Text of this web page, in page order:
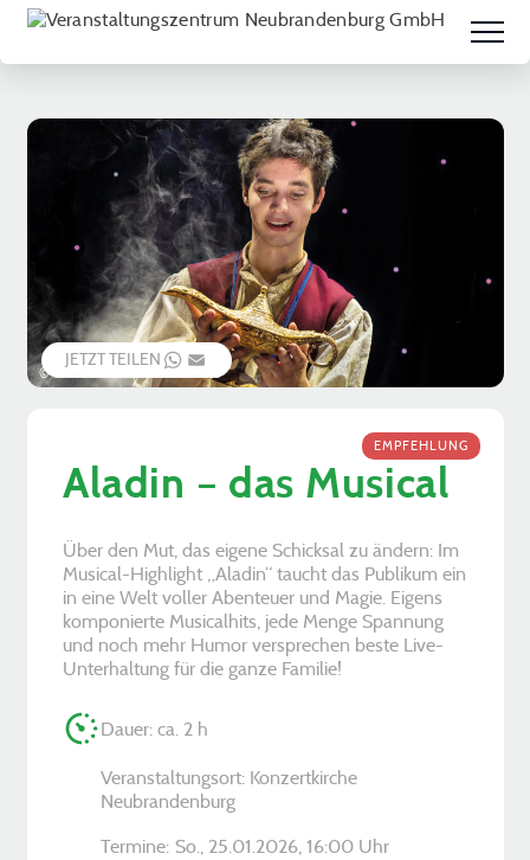
© theater-liberi-nilz-boehme
JETZT TEILEN WHATSAPP
EMAIL
EMPFEHLUNG
Aladin – das Musical
Über den Mut, das eigene Schicksal zu ändern: Im
Musical-Highlight „Aladin“ taucht das Publikum ein
in eine Welt voller Abenteuer und Magie. Eigens
komponierte Musicalhits, jede Menge Spannung
und noch mehr Humor versprechen beste Live-
Unterhaltung für die ganze Familie!
Dauer: ca. 2 h
Veranstaltungsort: Konzertkirche
Neubrandenburg
Termine: So., 25.01.2026, ­16:00 Uhr